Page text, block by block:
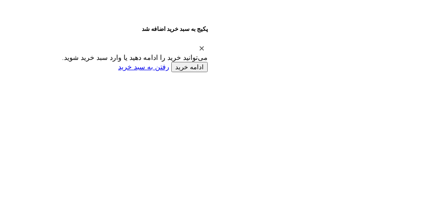
پکیج به سبد خرید اضافه شد
می‌توانید خرید را ادامه دهید یا وارد سبد خرید شوید.
ادامه خرید رفتن به سبد خرید